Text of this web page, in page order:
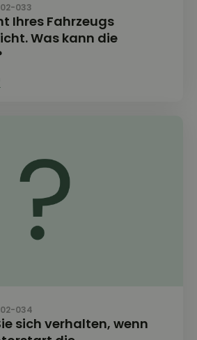
033
Ihres Fahrzeugs
Was kann die
034
sich verhalten, wenn